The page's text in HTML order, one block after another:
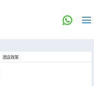
酒店政策